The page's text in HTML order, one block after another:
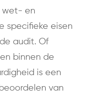
wet- en
specifieke eisen
audit. Of
binnen de
is een
van